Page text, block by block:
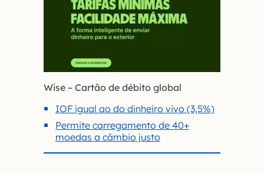
Wise – Cartão de débito global
IOF igual ao do dinheiro vivo (3,5%)
Permite carregamento de 40+
moedas a câmbio justo